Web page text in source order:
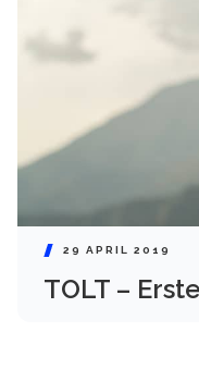
29 APRIL 2019
TOLT –